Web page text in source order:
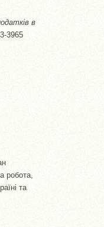
в
3965
робота,
та